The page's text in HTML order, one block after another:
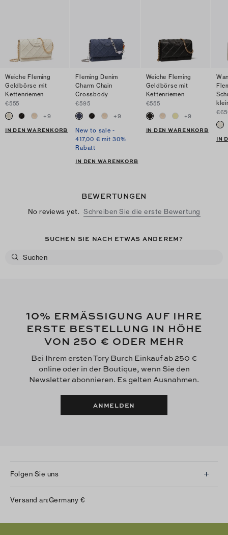
Weiche Fleming
Geldbörse mit
Kettenriemen
€555
+9
IN DEN WARENKORB
Fleming Denim
Charm Chain
Crossbody
€595
+9
New to sale -
417,00 € mit 30%
Rabatt
IN DEN WARENKORB
Weiche Fleming
Geldbörse mit
Kettenriemen
€555
+9
IN DEN WARENKORB
IN
BEWERTUNGEN
No reviews yet. Schreiben Sie die erste Bewertung
SUCHEN SIE NACH ETWAS ANDEREM?
10% ERMÄSSIGUNG AUF IHRE
ERSTE BESTELLUNG IN HÖHE
VON 250 € ODER MEHR
Bei Ihrem ersten Tory Burch Einkauf ab 250 €
online oder in der Boutique, wenn Sie den
Newsletter abonnieren. Es gelten Ausnahmen.
ANMELDEN
Folgen Sie uns
Twitter
Versand an:Germany €